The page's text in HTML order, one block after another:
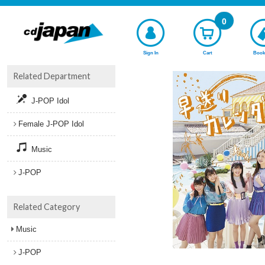
Sign In Cart
0
Related Department
J-POP Idol
Female J-POP Idol
Music
J-POP
Related Category
Music
J-POP